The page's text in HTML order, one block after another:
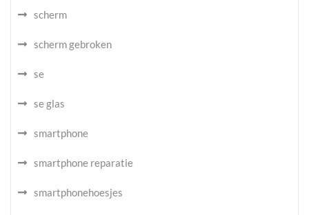
scherm
scherm gebroken
se
se glas
smartphone
smartphone reparatie
smartphonehoesjes